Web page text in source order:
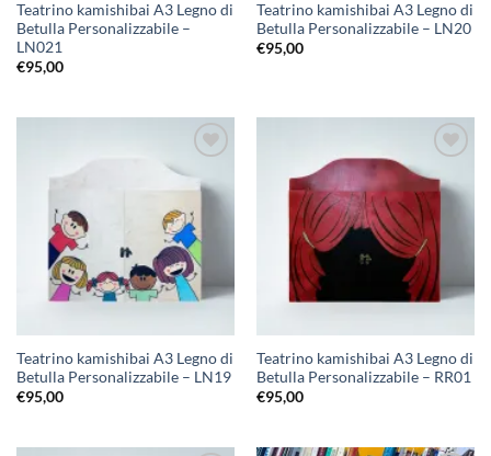
Teatrino kamishibai A3 Legno di
Betulla Personalizzabile –
LN021
€95,00
Teatrino kamishibai A3 Legno di
Betulla Personalizzabile – LN20
€95,00
Aggiungi
alla lista
desideri
Teatrino kamishibai A3 Legno di
Betulla Personalizzabile – LN19
€95,00
Aggiungi
alla lista
desideri
Teatrino kamishibai A3 Legno di
Betulla Personalizzabile – RR01
€95,00